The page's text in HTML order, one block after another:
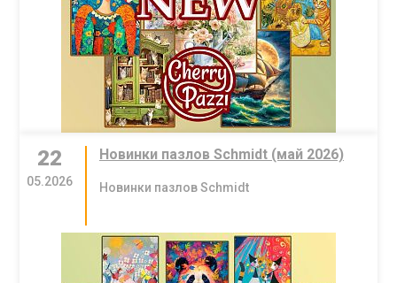
22
05.2026
Новинки пазлов Schmidt (май 2026)
Новинки пазлов Schmidt